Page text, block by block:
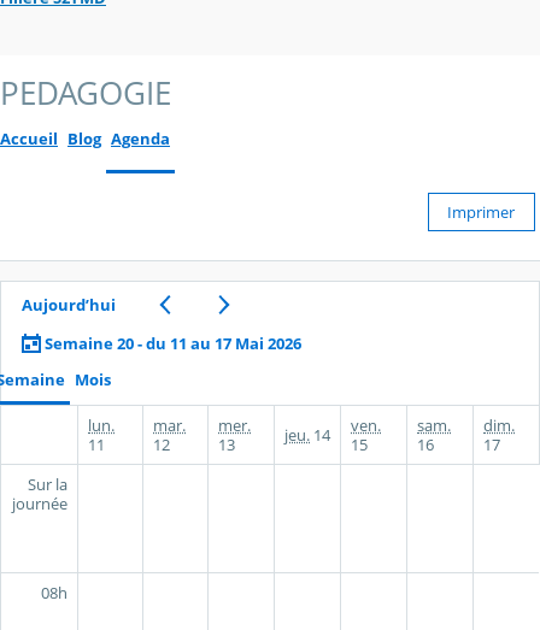
PEDAGOGIE
Accueil Blog Agenda
Imprimer
Aujourd’hui
Semaine 20 - du 11 au 17 Mai 2026
Mois
lun.
11
mar.
12
mer.
13
jeu. 14
ven.
15
sam.
16
dim.
17
Sur la
journée
08h